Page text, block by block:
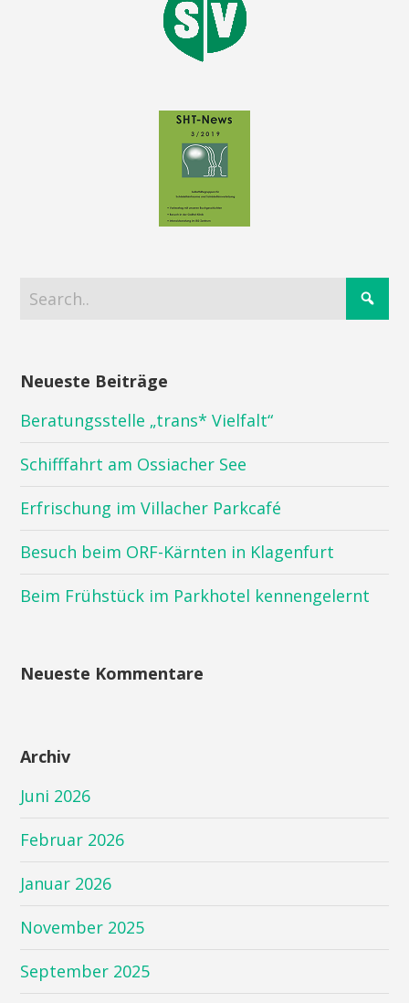
Neueste Beiträge
Beratungsstelle „trans* Vielfalt“
Schifffahrt am Ossiacher See
Erfrischung im Villacher Parkcafé
Besuch beim ORF-Kärnten in Klagenfurt
Beim Frühstück im Parkhotel kennengelernt
Neueste Kommentare
Archiv
Juni 2026
Februar 2026
Januar 2026
November 2025
September 2025